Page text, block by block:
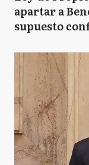
apartar a
supuesto